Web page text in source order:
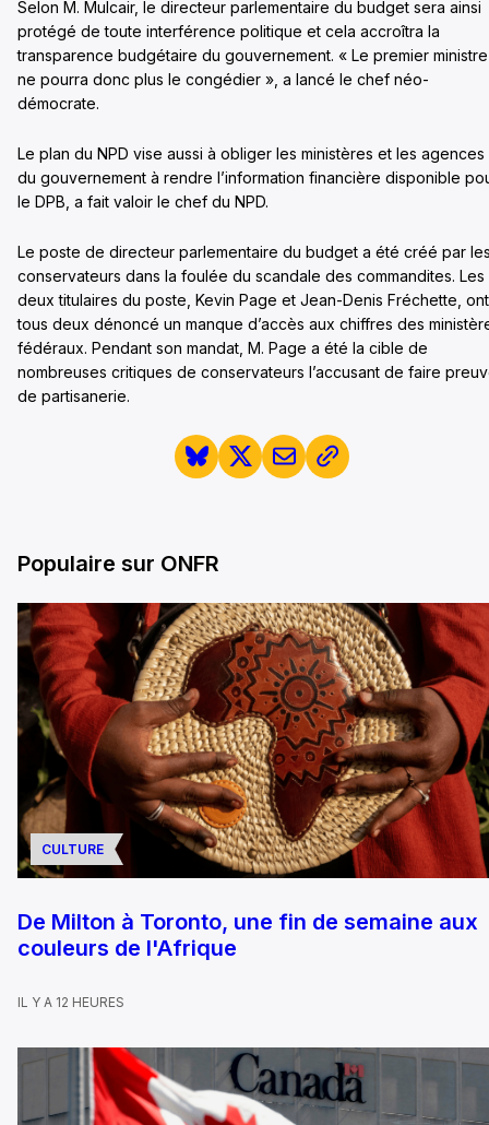
Selon M. Mulcair, le directeur parlementaire du budget sera ainsi
protégé de toute interférence politique et cela accroîtra la
transparence budgétaire du gouvernement. « Le premier ministre
ne pourra donc plus le congédier », a lancé le chef néo-
démocrate.
Le plan du NPD vise aussi à obliger les ministères et les agences
du gouvernement à rendre l’information financière disponible
le DPB, a fait valoir le chef du NPD.
Le poste de directeur parlementaire du budget a été créé par
conservateurs dans la foulée du scandale des commandites. Les
deux titulaires du poste, Kevin Page et Jean-Denis Fréchette, ont
tous deux dénoncé un manque d’accès aux chiffres des
fédéraux. Pendant son mandat, M. Page a été la cible de
nombreuses critiques de conservateurs l’accusant de faire
de partisanerie.
Populaire sur ONFR
CULTURE
De Milton à Toronto, une fin de semaine aux
couleurs de l'Afrique
IL Y A 12 HEURES